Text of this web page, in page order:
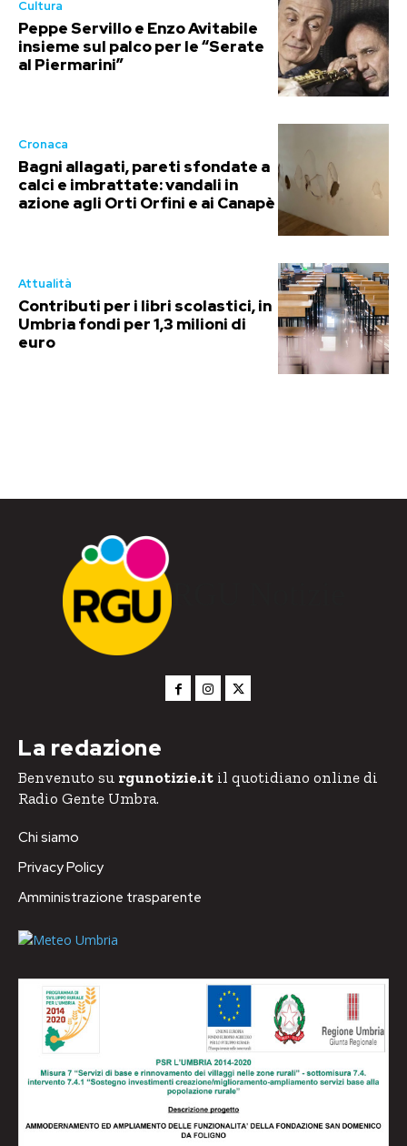
Cultura
Peppe Servillo e Enzo Avitabile
insieme sul palco per le “Serate
al Piermarini”
Cronaca
Bagni allagati, pareti sfondate a
calci e imbrattate: vandali in
azione agli Orti Orfini e ai Canapè
Attualità
Contributi per i libri scolastici, in
Umbria fondi per 1,3 milioni di
euro
RGU Notizie
La redazione
Benvenuto su rgunotizie.it il quotidiano online di
Radio Gente Umbra.
Chi siamo
Privacy Policy
Amministrazione trasparente